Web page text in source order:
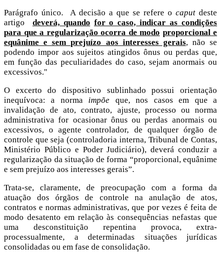
Parágrafo único. A decisão a que se refere o caput deste
artigo
deverá, quando for o caso, indicar as condições
para que a regularização ocorra de modo proporcional e
equânime e sem prejuízo aos interesses gerais, não se
podendo impor aos sujeitos atingidos ônus ou perdas que,
em função das peculiaridades do caso, sejam anormais ou
excessivos."
O excerto do dispositivo sublinhado possui orientação
inequívoca: a norma impõe que, nos casos em que a
invalidação de ato, contrato, ajuste, processo ou norma
administrativa for ocasionar ônus ou perdas anormais ou
excessivos, o agente controlador, de qualquer órgão de
controle que seja (controladoria interna, Tribunal de Contas,
Ministério Público e Poder Judiciário), deverá conduzir a
regularização da situação de forma “proporcional, equânime
e sem prejuízo aos interesses gerais”.
Trata-se, claramente, de preocupação com a forma da
atuação dos órgãos de controle na anulação de atos,
contratos e normas administrativas, que por vezes é feita de
modo desatento em relação às consequências nefastas que
uma desconstituição repentina provoca, extra-
processualmente, a determinadas situações jurídicas
consolidadas ou em fase de consolidação.